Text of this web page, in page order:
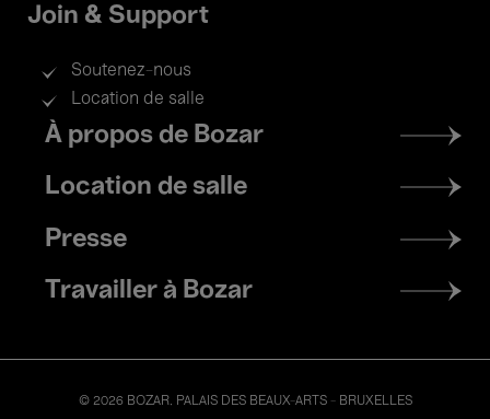
Join & Support
Soutenez-nous
Location de salle
Footer
menu
À propos de Bozar
Location de salle
Presse
Travailler à Bozar
© 2026 BOZAR. PALAIS DES BEAUX-ARTS - BRUXELLES